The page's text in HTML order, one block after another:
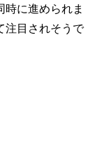
に進められま
注目されそうで